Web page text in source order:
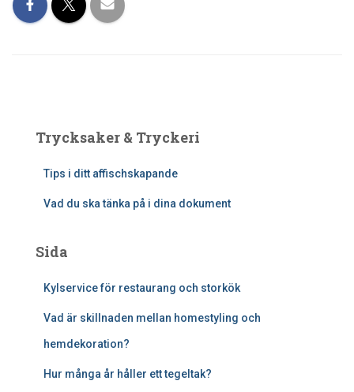
Trycksaker & Tryckeri
Tips i ditt affischskapande
Vad du ska tänka på i dina dokument
Sida
Kylservice för restaurang och storkök
Vad är skillnaden mellan homestyling och
hemdekoration?
Hur många år håller ett tegeltak?